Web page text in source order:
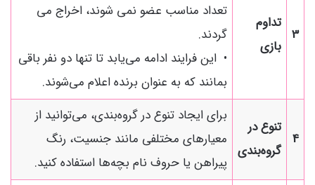
3
تداوم
بازی
تعداد مناسب عضو نمی شوند، اخراج می
گردند.
• این فرایند ادامه می‌یابد تا تنها دو نفر باقی
بمانند که به عنوان برنده اعلام می‌شوند.
4
تنوع در
گروه‌بندی
برای ایجاد تنوع در گروه‌بندی، می‌توانید از
معیارهای مختلفی مانند جنسیت، رنگ
پیراهن یا حروف نام بچه‌ها استفاده کنید.